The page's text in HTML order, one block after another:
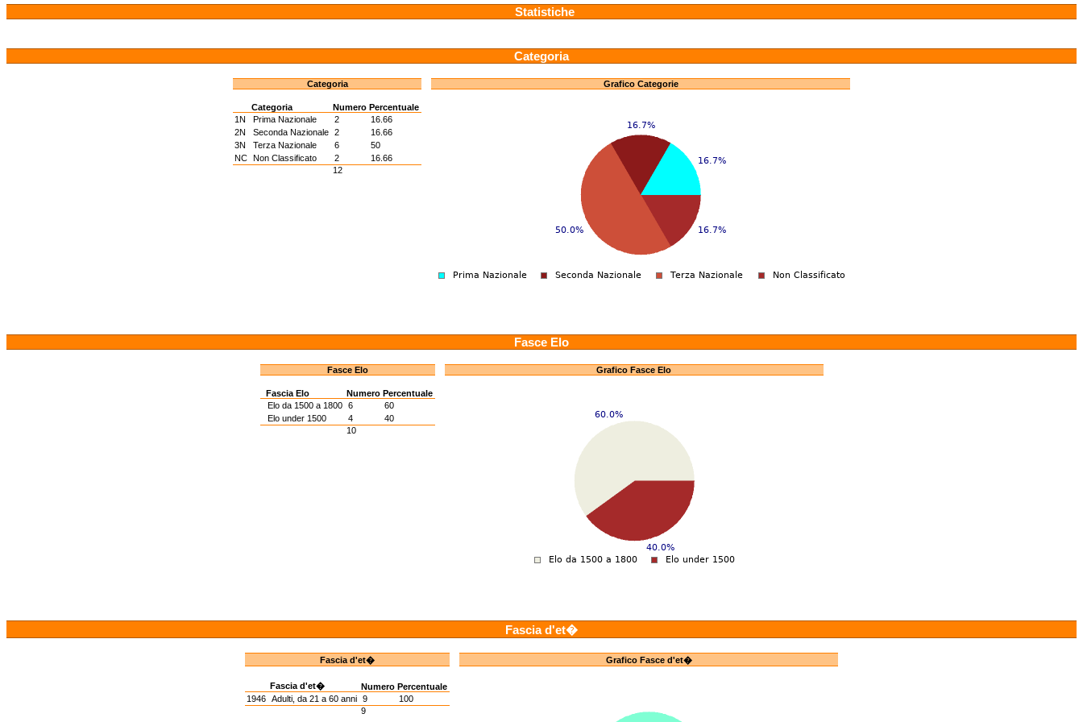
Statistiche
Categoria
Categoria
Categoria Numero Percentuale
1N
Prima Nazionale 2
16.66
2N
Seconda Nazionale 2
16.66
3N
Terza Nazionale 6
50
NC Non Classificato 2
16.66
12
Grafico Categorie
Fasce Elo
Fasce Elo
Fascia Elo Numero Percentuale
Elo da 1500 a 1800 6
60
Elo under 1500
4
40
10
Grafico Fasce Elo
Fascia d'et�
Fascia d'et�
Fascia d'et� Numero Percentuale
1946 Adulti, da 21 a 60 anni 9
100
9
Grafico Fasce d'et�